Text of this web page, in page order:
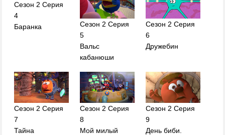
Сезон 2 Серия
4
Баранка
Сезон 2 Серия
5
Вальс
кабанюши
Сезон 2 Серия
6
Дружебин
Сезон 2 Серия
7
Тайна
Сезон 2 Серия
8
Мой милый
Сезон 2 Серия
9
День биби.